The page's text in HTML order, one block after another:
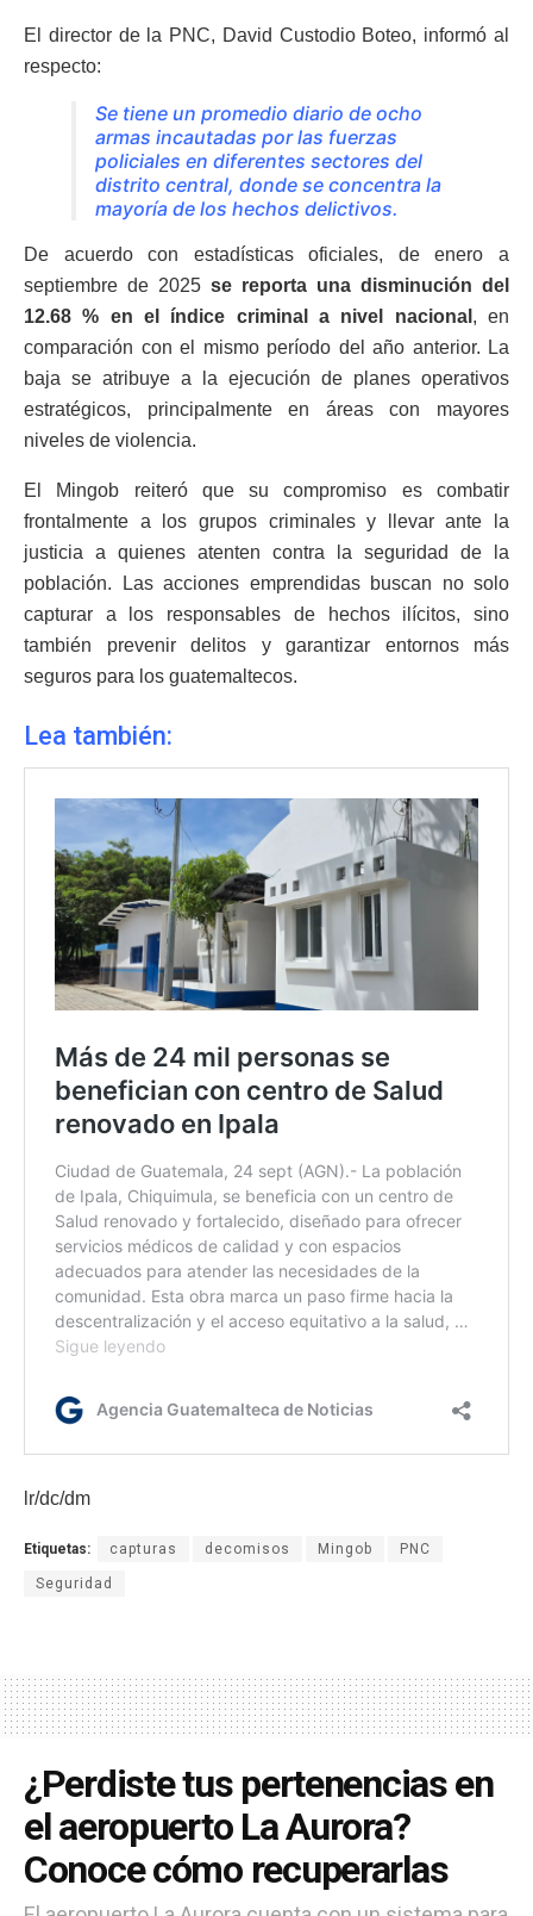
El director de la PNC, David Custodio Boteo, informó al
respecto:
Se tiene un promedio diario de ocho
armas incautadas por las fuerzas
policiales en diferentes sectores del
distrito central, donde se concentra la
mayoría de los hechos delictivos.
De acuerdo con estadísticas oficiales, de enero a
septiembre de 2025 se reporta una disminución del
12.68 % en el índice criminal a nivel nacional , en
comparación con el mismo período del año anterior. La
baja se atribuye a la ejecución de planes operativos
estratégicos, principalmente en áreas con mayores
niveles de violencia.
El Mingob reiteró que su compromiso es combatir
frontalmente a los grupos criminales y llevar ante la
justicia a quienes atenten contra la seguridad de la
población. Las acciones emprendidas buscan no solo
capturar a los responsables de hechos ilícitos, sino
también prevenir delitos y garantizar entornos más
seguros para los guatemaltecos.
Lea también:
lr/dc/dm
Etiquetas: capturas decomisos Mingob PNC
Seguridad
¿Perdiste tus pertenencias en
el aeropuerto La Aurora?
Conoce cómo recuperarlas